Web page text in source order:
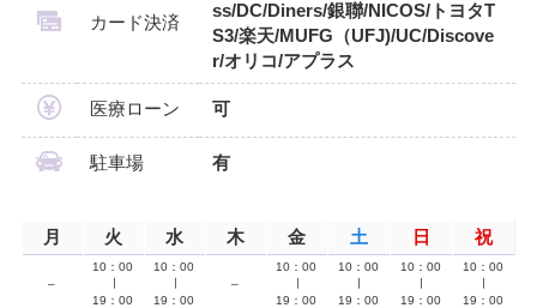
カード決済
ss/DC/Diners/銀聯/NICOS/トヨタT
S3/楽天/MUFG（UFJ)/UC/Discove
r/オリコ/アプラス
医療ローン 可
駐車場 有
月 火 水 木 金 土 日 祝
–
10：00
19：00
10：00
19：00
–
10：00
19：00
10：00
19：00
10：00
19：00
10：00
19：00